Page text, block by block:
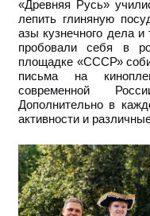
«Древняя Русь»
лепить глиняную
азы кузнечного дела
пробовали себя в
площадке «СССР»
письма на
современной
Дополнительно в
активности и